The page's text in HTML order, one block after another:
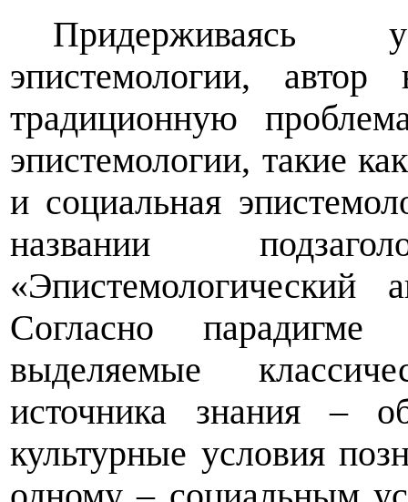
Придерживаясь
эпистемологии,
традиционную
эпистемологии, такие
и социальная
названии
«Эпистемологический
Согласно парадигме
выделяемые
источника знания –
культурные условия